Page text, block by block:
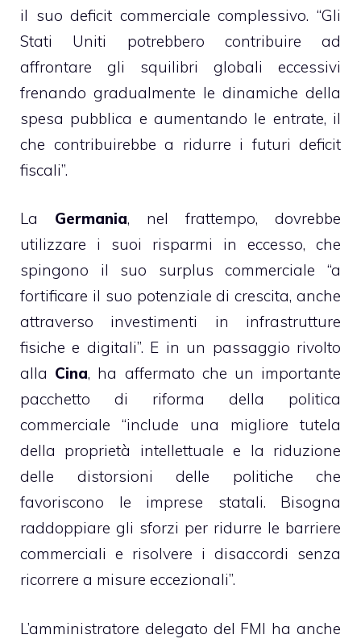
il suo deficit commerciale complessivo. “Gli
Stati Uniti potrebbero contribuire ad
affrontare gli squilibri globali eccessivi
frenando gradualmente le dinamiche della
spesa pubblica e aumentando le entrate, il
che contribuirebbe a ridurre i futuri deficit
fiscali”.
La Germania, nel frattempo, dovrebbe
utilizzare i suoi risparmi in eccesso, che
spingono il suo surplus commerciale “a
fortificare il suo potenziale di crescita, anche
attraverso investimenti in infrastrutture
fisiche e digitali”. E in un passaggio rivolto
alla Cina, ha affermato che un importante
pacchetto di riforma della politica
commerciale “include una migliore tutela
della proprietà intellettuale e la riduzione
delle distorsioni delle politiche che
favoriscono le imprese statali. Bisogna
raddoppiare gli sforzi per ridurre le barriere
commerciali e risolvere i disaccordi senza
ricorrere a misure eccezionali”.
L’amministratore delegato del FMI ha anche